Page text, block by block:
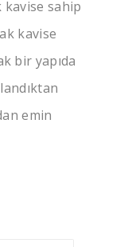
sahip
kavise
bir yapıda
emin